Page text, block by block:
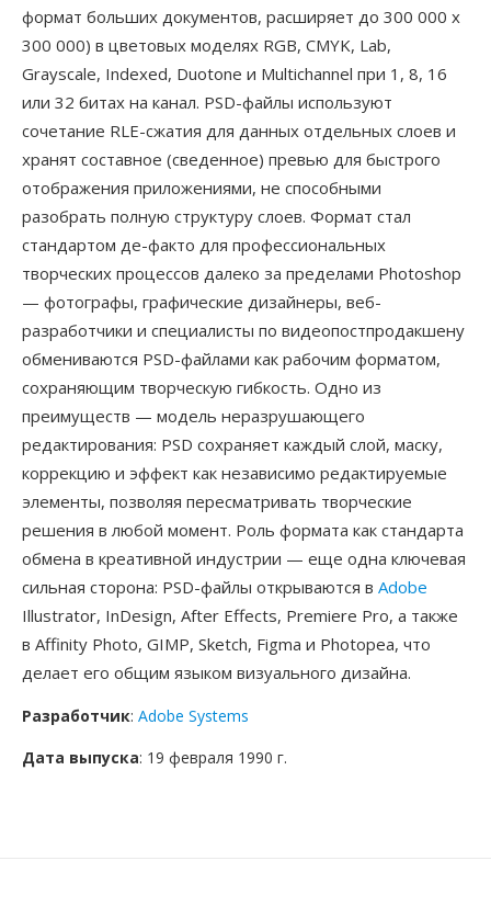
формат больших документов, расширяет до 300 000 x
300 000) в цветовых моделях RGB, CMYK, Lab,
Grayscale, Indexed, Duotone и Multichannel при 1, 8, 16
или 32 битах на канал. PSD-файлы используют
сочетание RLE-сжатия для данных отдельных слоев и
хранят составное (сведенное) превью для быстрого
отображения приложениями, не способными
разобрать полную структуру слоев. Формат стал
стандартом де-факто для профессиональных
творческих процессов далеко за пределами Photoshop
— фотографы, графические дизайнеры, веб-
разработчики и специалисты по видеопостпродакшену
обмениваются PSD-файлами как рабочим форматом,
сохраняющим творческую гибкость. Одно из
преимуществ — модель неразрушающего
редактирования: PSD сохраняет каждый слой, маску,
коррекцию и эффект как независимо редактируемые
элементы, позволяя пересматривать творческие
решения в любой момент. Роль формата как стандарта
обмена в креативной индустрии — еще одна ключевая
сильная сторона: PSD-файлы открываются в Adobe
Illustrator, InDesign, After Effects, Premiere Pro, а также
в Affinity Photo, GIMP, Sketch, Figma и Photopea, что
делает его общим языком визуального дизайна.
Разработчик: Adobe Systems
Дата выпуска: 19 февраля 1990 г.